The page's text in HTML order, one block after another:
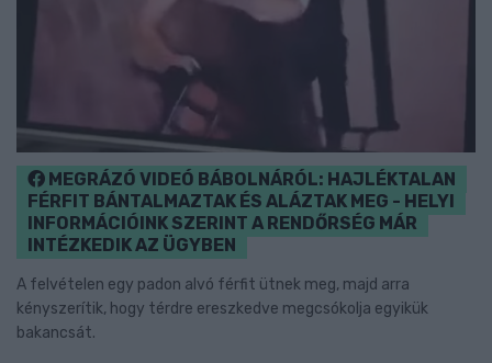
MEGRÁZÓ VIDEÓ BÁBOLNÁRÓL: HAJLÉKTALAN
FÉRFIT BÁNTALMAZTAK ÉS ALÁZTAK MEG - HELYI
INFORMÁCIÓINK SZERINT A RENDŐRSÉG MÁR
INTÉZKEDIK AZ ÜGYBEN
A felvételen egy padon alvó férfit ütnek meg, majd arra
kényszerítik, hogy térdre ereszkedve megcsókolja egyikük
bakancsát.